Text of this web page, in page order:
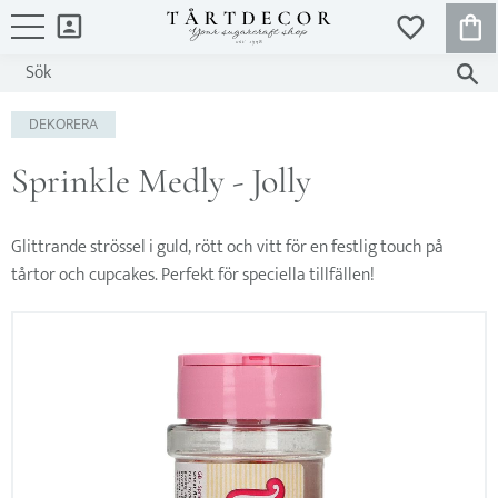
FAVORITER
DEKORERA
Sprinkle Medly - Jolly
Glittrande strössel i guld, rött och vitt för en festlig touch på
tårtor och cupcakes. Perfekt för speciella tillfällen!